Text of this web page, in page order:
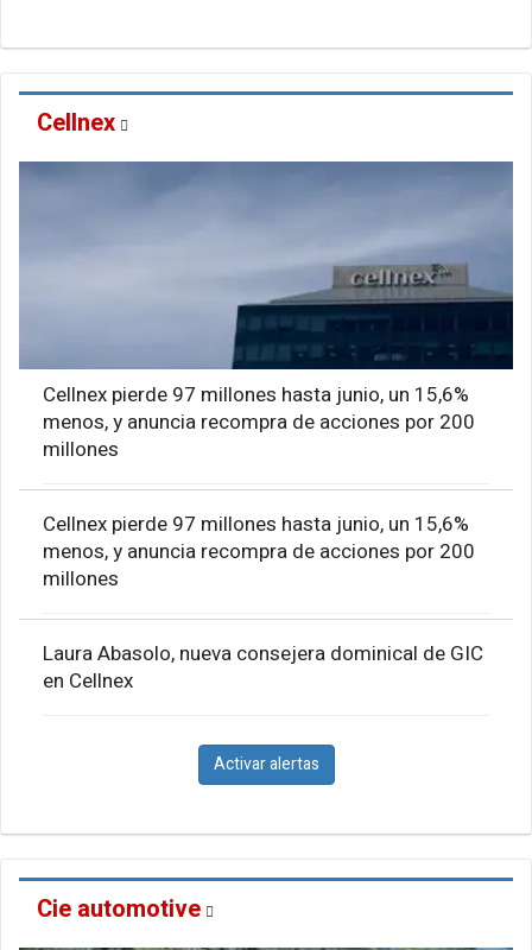
Cellnex
Cellnex pierde 97 millones hasta junio, un 15,6%
menos, y anuncia recompra de acciones por 200
millones
Cellnex pierde 97 millones hasta junio, un 15,6%
menos, y anuncia recompra de acciones por 200
millones
Laura Abasolo, nueva consejera dominical de GIC
en Cellnex
Activar alertas
Cie automotive